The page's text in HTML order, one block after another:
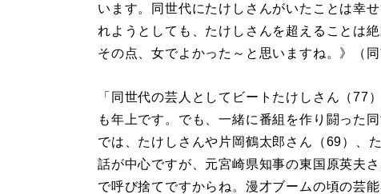
います。同世代にたけしさんがいたことは幸
れようとしても、たけしさんを超えることは
その点、女でよかった～と思いますね。》（同
「同世代の芸人としてビートたけしさん（77
も年上です。でも、一緒に番組を作り闘った
では、たけしさんや片岡鶴太郎さん（69）、
話が中心ですが、元宮崎県知事の東国原英夫
で呼び捨てですからね。漫才ブームの頃の芸